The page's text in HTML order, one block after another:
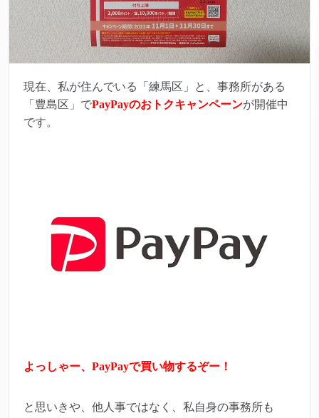
現在、私が住んでいる「練馬区」と、事務所がある
「豊島区」でPayPayのおトクキャンペーンが開催中
です。
よっしゃー、PayPayで買い物するぞー！
と思いきや、他人事ではなく、私自身の事務所も